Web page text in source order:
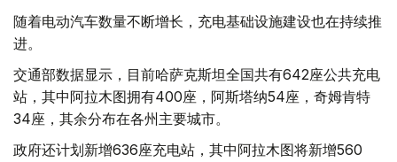
随着电动汽车数量不断增长，充电基础设施建设也在持续推
进。
交通部数据显示，目前哈萨克斯坦全国共有642座公共充电
站，其中阿拉木图拥有400座，阿斯塔纳54座，奇姆肯特
34座，其余分布在各州主要城市。
政府还计划新增636座充电站，其中阿拉木图将新增560